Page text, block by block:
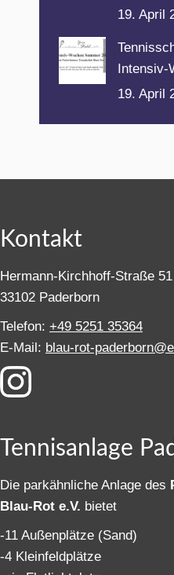
19. April
Intensiv-
19. April
Kontakt
Hermann-Kirchhoff-Straße 51
33102 Paderborn
Telefon: +49 5251 35364
E-Mail: blau-rot-
Tennisanlage
Die parkähnliche Anlage des
Blau-Rot e.V. bietet
-11 Außenplätze (Sand)
-4 Kleinfeldplätze